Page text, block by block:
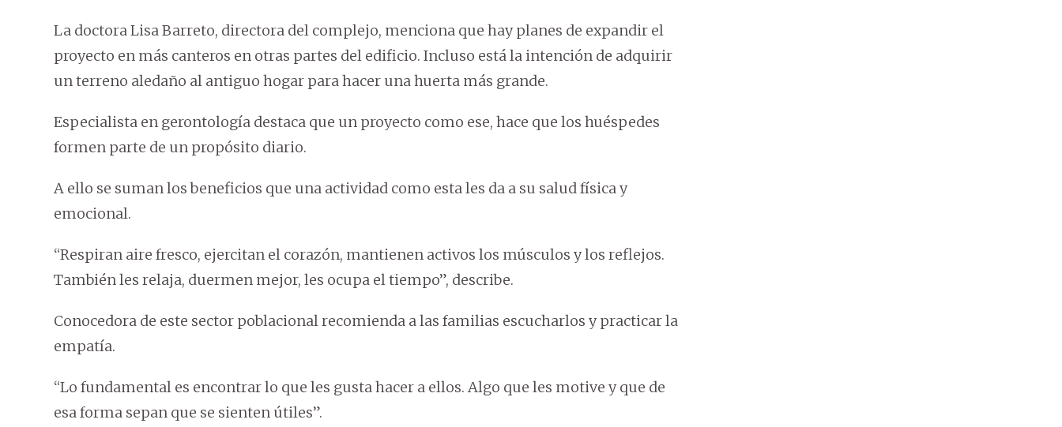
La doctora Lisa Barreto, directora del complejo, menciona que hay planes de expandir el
proyecto en más canteros en otras partes del edificio. Incluso está la intención de adquirir
un terreno aledaño al antiguo hogar para hacer una huerta más grande.
Especialista en gerontología destaca que un proyecto como ese, hace que los huéspedes
formen parte de un propósito diario.
A ello se suman los beneficios que una actividad como esta les da a su salud física y
emocional.
“Respiran aire fresco, ejercitan el corazón, mantienen activos los músculos y los reflejos.
También les relaja, duermen mejor, les ocupa el tiempo”, describe.
Conocedora de este sector poblacional recomienda a las familias escucharlos y practicar la
empatía.
“Lo fundamental es encontrar lo que les gusta hacer a ellos. Algo que les motive y que de
esa forma sepan que se sienten útiles”.